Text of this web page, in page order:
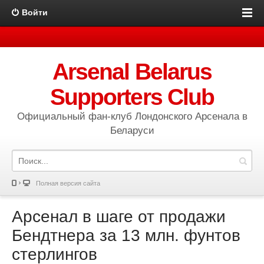
Войти
Arsenal Belarus
Supporters Club
Официальный фан-клуб Лондонского Арсенала в
Беларуси
Полная версия сайта
Арсенал в шаге от продажи
Бендтнера за 13 млн. фунтов
стерлингов